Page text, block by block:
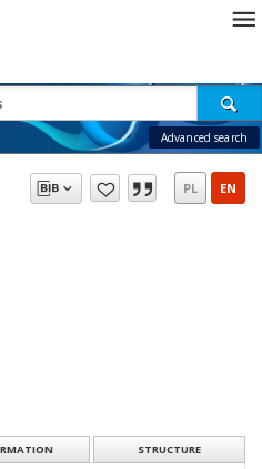
Advanced search
PL EN
STRUCTURE